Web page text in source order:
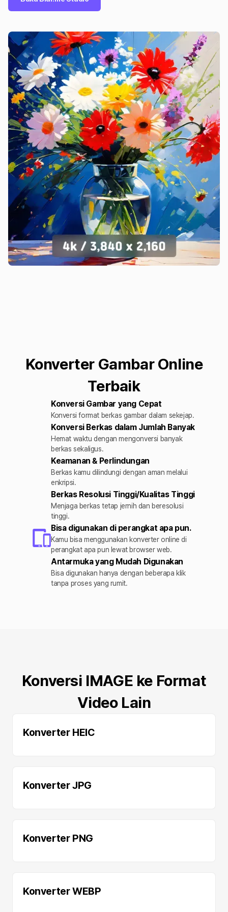
Konverter Gambar Online
Terbaik
Konversi Gambar yang Cepat
Konversi format berkas gambar dalam sekejap.
Konversi Berkas dalam Jumlah Banyak
Hemat waktu dengan mengonversi banyak
berkas sekaligus.
Keamanan & Perlindungan
Berkas kamu dilindungi dengan aman melalui
enkripsi.
Berkas Resolusi Tinggi/Kualitas Tinggi
Menjaga berkas tetap jernih dan beresolusi
tinggi.
Bisa digunakan di perangkat apa pun.
Kamu bisa menggunakan konverter online di
perangkat apa pun lewat browser web.
Antarmuka yang Mudah Digunakan
Bisa digunakan hanya dengan beberapa klik
tanpa proses yang rumit.
Konversi IMAGE ke Format
Video Lain
Konverter HEIC
Konverter JPG
Konverter PNG
Konverter WEBP